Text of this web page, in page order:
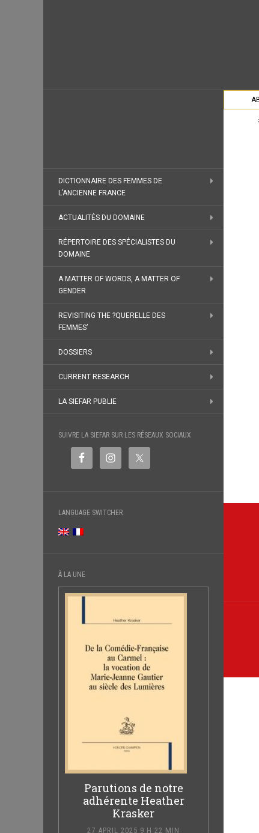
DICTIONNAIRE DES FEMMES DE
L’ANCIENNE FRANCE
ACTUALITÉS DU DOMAINE
RÉPERTOIRE DES SPÉCIALISTES DU
DOMAINE
A MATTER OF WORDS, A MATTER OF
GENDER
REVISITING THE ?QUERELLE DES
FEMMES’
DOSSIERS
CURRENT RESEARCH
LA SIEFAR PUBLIE
SUIVRE LA SIEFAR SUR LES RÉSEAUX SOCIAUX
LANGUAGE SWITCHER
À LA UNE
Parutions de notre
adhérente Heather
Krasker
27 APRIL 2025 9 H 22 MIN